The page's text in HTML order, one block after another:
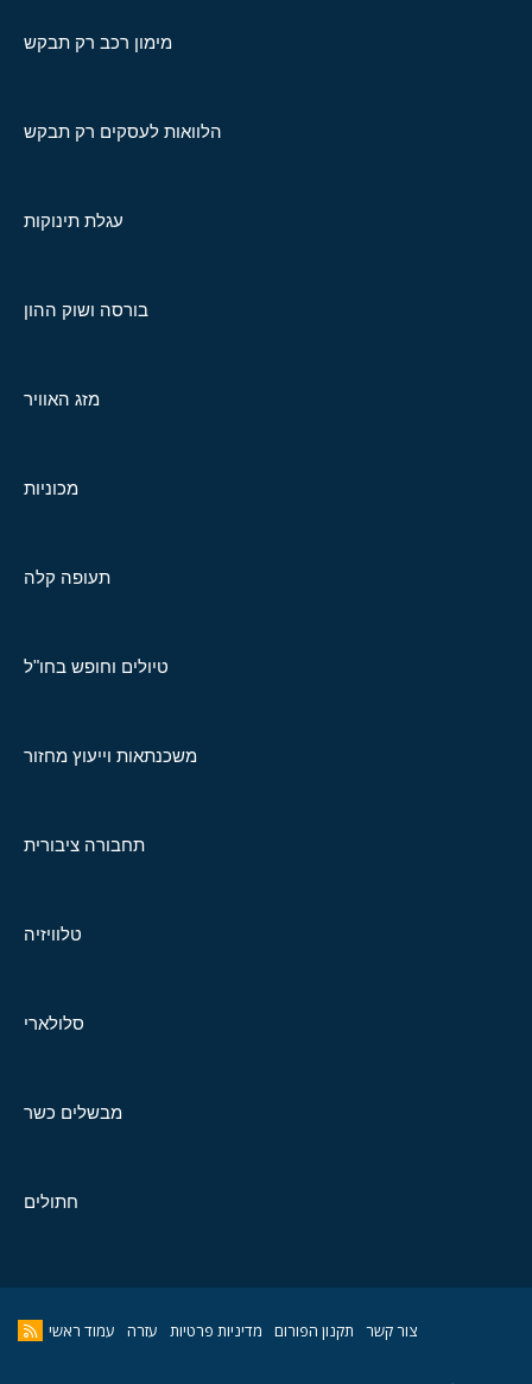
מימון רכב רק תבקש
הלוואות לעסקים רק תבקש
עגלת תינוקות
בורסה ושוק ההון
מזג האוויר
מכוניות
תעופה קלה
טיולים וחופש בחו"ל
משכנתאות וייעוץ מחזור
תחבורה ציבורית
טלוויזיה
סלולארי
מבשלים כשר
חתולים
צור קשר תקנון הפורום מדיניות פרטיות עזרה עמוד ראשי